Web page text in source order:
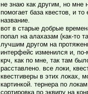
не знаю как другим, но мне
помогает база квестов, и то
название.
вот в старые добрые
попал на алахазам (как-то
лучшим другом на
интерфейс изменился и,
крч, как по мне, так там
расставлено. все локи,
квестгиверы в этих локах,
картинкой. тернера по
сортировка по эквипу на